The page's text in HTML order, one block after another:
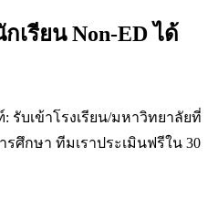
เรียน Non-ED ได้
บเข้าโรงเรียน/มหาวิทยาลัยที่
รศึกษา ทีมเราประเมินฟรีใน 30